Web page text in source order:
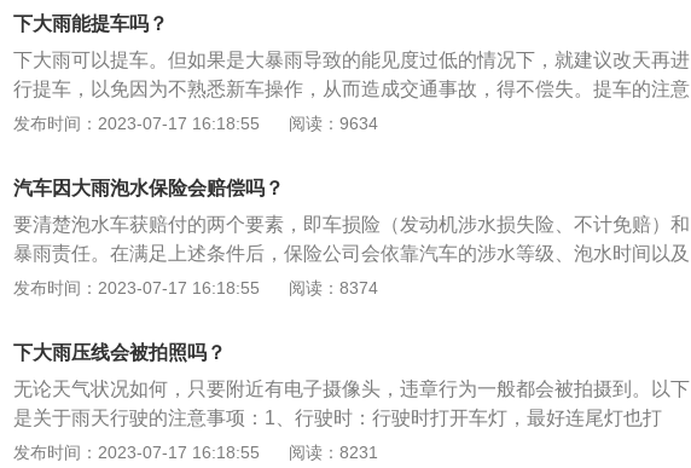
水浪，干扰小车行驶。3、雨天行驶开雾灯：雨天要充分利用雾灯增强驾车的安
全性，必要时打开危险警示灯，这样可以让后面车辆时刻注意到前方的动态。
4、熄火不可再重启：遇到大雨或暴雨的天气，有些路段会在很短的时间内严重
千万不要尝试再次启动，盲目启动可能会导致发动机报废。车辆熄火后应当及时
全至上。随着驾校人数的增加，不管是练车人次还是考试人数都出现了明显的增
长。为了可以更快地拿到驾驶证，驾校的练车时间也是安排得很满，预约练车的
时间也会拉长，谁也预计不到未来几天的天气如何。如果是在雨季的话有一定概
率会碰上雨天，只要不是雷雨天气，雨势不是太大，还是可以正常练习的。不仅
如此科目二科目三考试时碰上雨势不大也会正常进行。当然雨太大，教练和车管
清楚，能见度变低。就算是多年的司机也需要车速放慢，打开双闪灯提醒周围车
辆，正在练习就更加需要小心和注意了。所以雨势变大培训练习会暂停，等雨量
变小才恢复练习，其实也是为了保证安全。雨天如何练车：正好碰上雨天练习科
排练车。雨天路滑加上挡风玻璃和后视镜会有雨水造成能见度低，很难看清地面
殊的体验，万一考试时也碰到这种天气，也能够让自己更加有信心。
下大雨能提车吗？
下大雨可以提车。但如果是大暴雨导致的能见度过低的情况下，就建议改天再进
行提车，以免因为不熟悉新车操作，从而造成交通事故，得不偿失。提车的注意
事项如下：观察汽车漆面：首先需要观察车子的漆面是否完整，尤其是前后保险
致，是否存在划痕等不良现象。查看轮胎：还需要查看轮胎的胎毛是否完整，有
胎毛说明车子并没有经过长时间的行驶，新车一般都保有胎毛。此外要查看一下
车子的出厂时间，若是时间超过3个月则是库存车，可以要求厂家更换新车。
发布时间：2023-07-17 16:18:55 阅读：9634
汽车因大雨泡水保险会赔偿吗？
要清楚泡水车获赔付的两个要素，即车损险（发动机涉水损失险、不计免赔）和
暴雨责任。在满足上述条件后，保险公司会依靠汽车的涉水等级、泡水时间以及
具体车型等因素，结合汽车配件的受损情况进行定损。汽车只投保车损险，并未
机以外的其它部位的损失及施救费。在车损险、发动机涉水险均投保的情况下，
保险公司可以赔付发动机损失、汽车泡水导致的其它部分的损失以及施救费。可
以通过三个方面对车辆的涉水情况进行初步判断。打开发动机舱，检查发动机周
边及缸体是否存在生锈和霉斑；检查发动机保险丝盒内部是否存有泥沙；将安全
带拉到底，检查是否有霉味及霉印。最好的方式，是找专业的第三方验车机构现
发布时间：2023-07-17 16:18:55 阅读：8374
下大雨压线会被拍照吗？
无论天气状况如何，只要附近有电子摄像头，违章行为一般都会被拍摄到。以下
是关于雨天行驶的注意事项：1、行驶时：行驶时打开车灯，最好连尾灯也打
开，红色在雨天会格外耀眼，这样可以让后面的车辆知道自己的位置，从而掌握
发布时间：2023-07-17 16:18:55 阅读：8231